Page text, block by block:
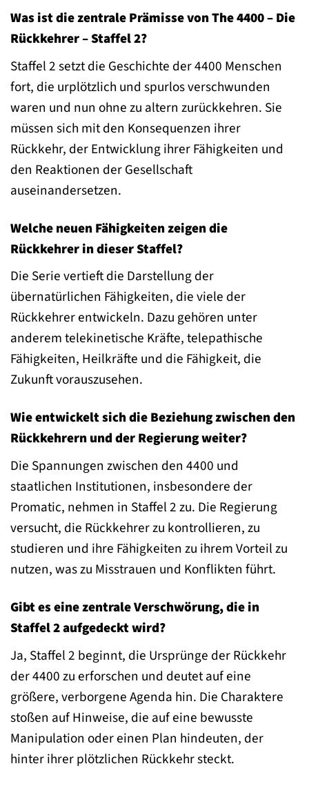
Was ist die zentrale Prämisse von The 4400 – Die
Rückkehrer – Staffel 2?
Staffel 2 setzt die Geschichte der 4400 Menschen
fort, die urplötzlich und spurlos verschwunden
waren und nun ohne zu altern zurückkehren. Sie
müssen sich mit den Konsequenzen ihrer
Rückkehr, der Entwicklung ihrer Fähigkeiten und
den Reaktionen der Gesellschaft
auseinandersetzen.
Welche neuen Fähigkeiten zeigen die
Rückkehrer in dieser Staffel?
Die Serie vertieft die Darstellung der
übernatürlichen Fähigkeiten, die viele der
Rückkehrer entwickeln. Dazu gehören unter
anderem telekinetische Kräfte, telepathische
Fähigkeiten, Heilkräfte und die Fähigkeit, die
Zukunft vorauszusehen.
Wie entwickelt sich die Beziehung zwischen den
Rückkehrern und der Regierung weiter?
Die Spannungen zwischen den 4400 und
staatlichen Institutionen, insbesondere der
Promatic, nehmen in Staffel 2 zu. Die Regierung
versucht, die Rückkehrer zu kontrollieren, zu
studieren und ihre Fähigkeiten zu ihrem Vorteil zu
nutzen, was zu Misstrauen und Konflikten führt.
Gibt es eine zentrale Verschwörung, die in
Staffel 2 aufgedeckt wird?
Ja, Staffel 2 beginnt, die Ursprünge der Rückkehr
der 4400 zu erforschen und deutet auf eine
größere, verborgene Agenda hin. Die Charaktere
stoßen auf Hinweise, die auf eine bewusste
Manipulation oder einen Plan hindeuten, der
hinter ihrer plötzlichen Rückkehr steckt.